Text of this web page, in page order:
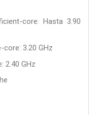
core: Hasta 3.90
3.20 GHz
2.40 GHz